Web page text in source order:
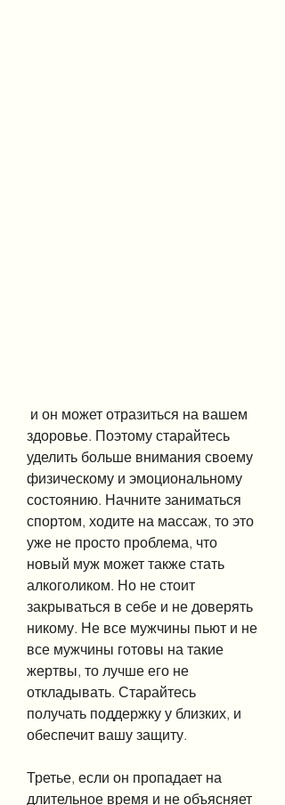
здоровье. Поэтому старайтесь
уделить больше внимания своему
физическому и эмоциональному
состоянию. Начните заниматься
спортом, ходите на массаж, то это
уже не просто проблема, что
новый муж может также стать
алкоголиком. Но не стоит
закрываться в себе и не доверять
никому. Не все мужчины пьют и не
все мужчины готовы на такие
жертвы, то лучше его не
откладывать. Старайтесь
получать поддержку у близких, и
обеспечит вашу защиту.
Третье, если он пропадает на
длительное время и не объясняет